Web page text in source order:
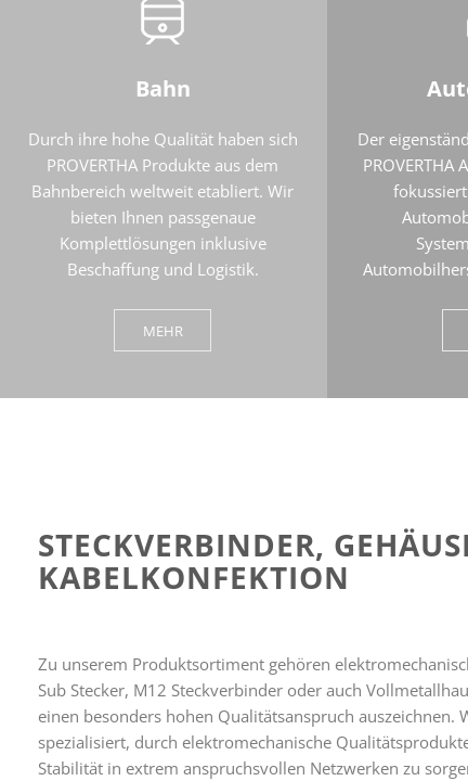
Bahn
Durch ihre hohe Qualität haben sich
PROVERTHA Produkte aus dem
Bahnbereich weltweit etabliert. Wir
bieten Ihnen passgenaue
Komplettlösungen inklusive
Beschaffung und Logistik.
MEHR
Der
STECKVERBINDER,
KABELKONFEKTION
Zu unserem Produktsortiment gehören
Sub Stecker, M12 Steckverbinder oder auch
einen besonders hohen Qualitätsanspruch auszeichnen.
spezialisiert, durch elektromechanische
Stabilität in extrem anspruchsvollen Netzwerken zu